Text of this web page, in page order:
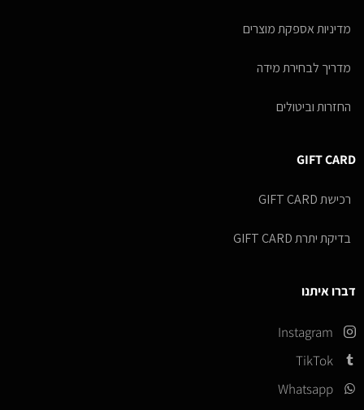
מדיניות אספקת מוצרים
מדריך לבחירת מידה
החזרות וביטולים
GIFT CARD
רכישת GIFT CARD
בדיקת יתרת GIFT CARD
דברו איתנו
Instagram
TikTok
Whatsapp